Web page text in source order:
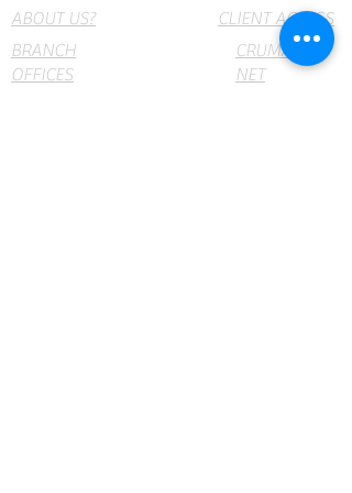
ABOUT US?
BRANCH
OFFICES
CLIENT ACCESS
CRUMAR
NET